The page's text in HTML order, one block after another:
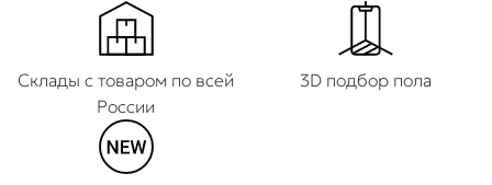
Склады с товаром по всей
России
3D подбор пола